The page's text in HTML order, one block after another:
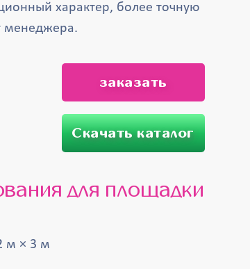
характер, более точную
менеджера.
заказать
Скачать каталог
для площадки
м × 3 м